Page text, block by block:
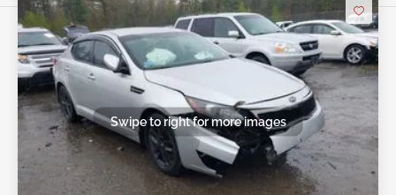
Swipe to right for more images